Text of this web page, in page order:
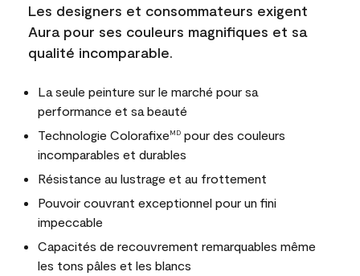
Les designers et consommateurs exigent
Aura pour ses couleurs magnifiques et sa
qualité incomparable.
La seule peinture sur le marché pour sa
performance et sa beauté
Technologie Colorafixe MD pour des couleurs
incomparables et durables
Résistance au lustrage et au frottement
Pouvoir couvrant exceptionnel pour un fini
impeccable
Capacités de recouvrement remarquables même
les tons pâles et les blancs